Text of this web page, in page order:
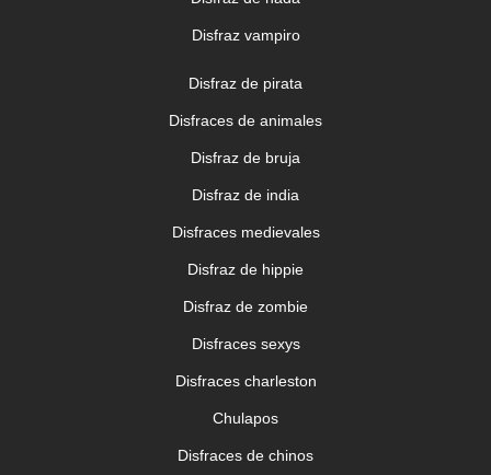
Disfraz vampiro
Disfraz de pirata
Disfraces de animales
Disfraz de bruja
Disfraz de india
Disfraces medievales
Disfraz de hippie
Disfraz de zombie
Disfraces sexys
Disfraces charleston
Chulapos
Disfraces de chinos